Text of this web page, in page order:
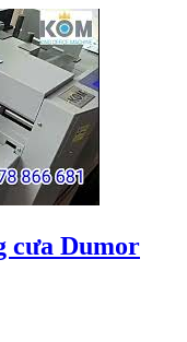
cưa Dumor